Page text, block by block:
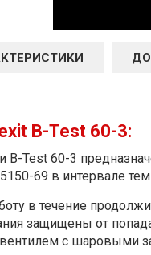
B-Test 60-3:
Test 60-3
69 в интервале
в течение
защищены от
с шаровыми